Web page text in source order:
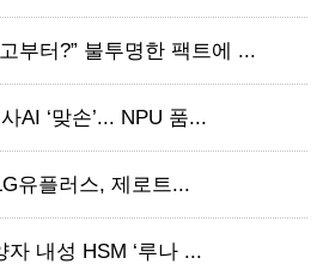
부터?” 불투명한 팩트에 ...
AI ‘맞손’... NPU 품...
유플러스, 제로트...
내성 HSM ‘루나 ...